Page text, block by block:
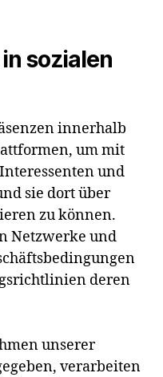
sozialen
innerhalb
um mit
und
sie dort über
zu können.
Netzwerke und
deren
unserer
verarbeiten